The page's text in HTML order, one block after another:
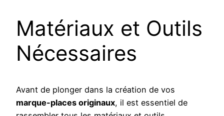
Matériaux et Outils
Nécessaires
Avant de plonger dans la création de vos
marque-places originaux, il est essentiel de